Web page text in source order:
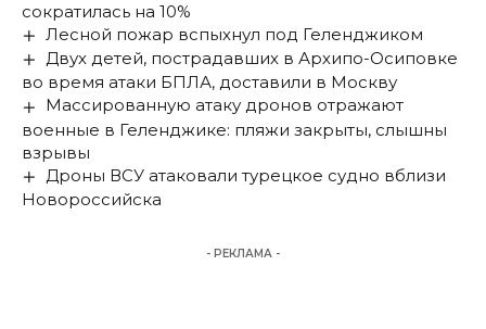
сократилась на 10%
Лесной пожар вспыхнул под Геленджиком
Двух детей, пострадавших в Архипо-Осиповке
во время атаки БПЛА, доставили в Москву
Массированную атаку дронов отражают
военные в Геленджике: пляжи закрыты, слышны
взрывы
Дроны ВСУ атаковали турецкое судно вблизи
Новороссийска
- РЕКЛАМА -